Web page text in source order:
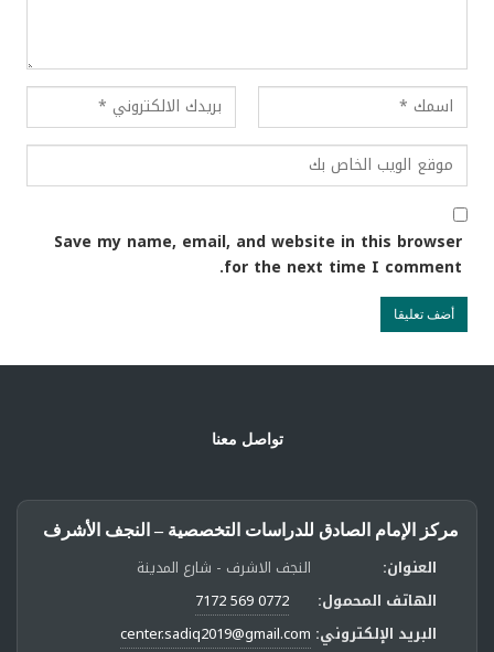
Save my name, email, and website in this browser
for the next time I comment.
تواصل معنا
مركز الإمام الصادق للدراسات التخصصية – النجف الأشرف
العنوان:
النجف الاشرف - شارع المدينة
الهاتف المحمول:
0772 569 7172
البريد الإلكتروني: center.sadiq2019@gmail.com